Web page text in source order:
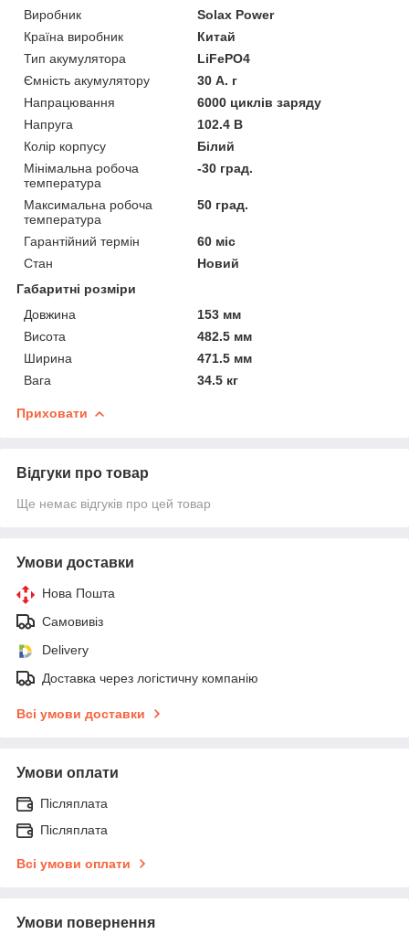
Виробник
Solax Power
Країна виробник
Китай
Тип акумулятора
LiFePO4
Ємність акумулятору
30 А. г
Напрацювання
6000 циклів заряду
Напруга
102.4 В
Колір корпусу
Білий
Мінімальна робоча
температура
-30 град.
Максимальна робоча
температура
50 град.
Гарантійний термін
60 міс
Стан
Новий
Габаритні розміри
Довжина
153 мм
Висота
482.5 мм
Ширина
471.5 мм
Вага
34.5 кг
Приховати
Відгуки про товар
Ще немає відгуків про цей товар
Умови доставки
Нова Пошта
Самовивіз
Delivery
Доставка через логістичну компанію
Всі умови доставки
Умови оплати
Післяплата
Післяплата
Всі умови оплати
Умови повернення